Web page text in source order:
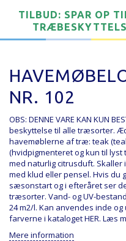
TILBUD: SPAR OP
NR. 102
OBS: DENNE VARE KAN KUN
beskyttelse til alle træsorter.
havemøblerne af træ: teak
(hvidpigmenteret og kun til
med naturlig citrusduft.
med klud eller pensel. Hvis du
sæsonstart og i efteråret ser
træsorter. Vand- og UV-
24 m2/l. Kan anvendes inde
farverne i katalogetHER. Læs
Mere information